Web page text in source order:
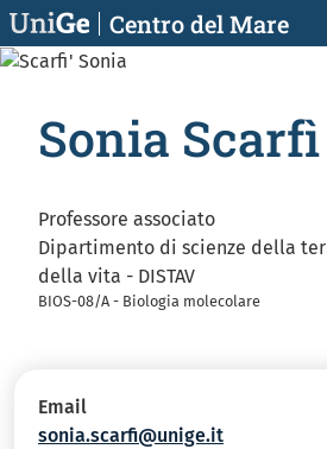
Salta al contenuto principale
Centro del Mare
Sonia Scarfì
Professore associato
Dipartimento di scienze della
della vita - DISTAV
BIOS-08/A - Biologia molecolare
Email
sonia.scarfi@unige.it